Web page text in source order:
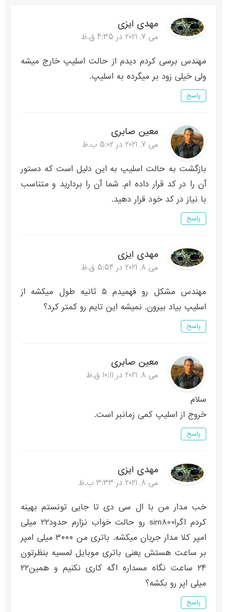
مهدی ایزی
می 7, 2021 در 4:35 ق.ظ
مهندس برسی کردم دیدم از حالت اسلیپ خارج میشه
ولی خیلی زود بر میگرده به اسلیپ.
پاسخ
معین صابری
می 7, 2021 در 5:02 ب.ظ
بازگشت به حالت اسلیپ به این دلیل است که دستور
آن را در کد قرار داده ام. شما آن را بردارید و متناسب
با نیاز در کد خود قرار دهید.
پاسخ
مهدی ایزی
می 8, 2021 در 5:54 ق.ظ
مهندس مشکل رو فهمیدم ۵ ثانیه طول میکشه از
اسلیپ بیاد بیرون. نمیشه این تایم رو کمتر کرد؟
پاسخ
معین صابری
می 8, 2021 در 10:11 ق.ظ
سلام
خروج از اسلیپ کمی زمانبر است.
پاسخ
مهدی ایزی
می 8, 2021 در 3:33 ب.ظ
خب مدار من با ال سی دی تا جایی تونستم بهینه
کردم اگرsim800l رو حالت خواب نزارم حدود۲۲ میلی
امپر کلا مدار جریان میکشه. باتری من ۳۰۰۰ میلی امپر
بر ساعت هستش یعنی باتری موبایل لمسیه بنظرتون
۲۴ ساعت نگاه مسداره اگه کاری نکنیم و همین۲۲
میلی اپر رو بکشه؟
پاسخ